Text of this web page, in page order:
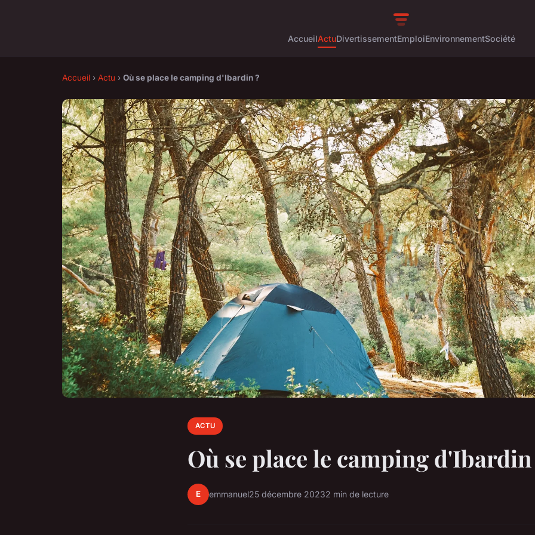
AccueilActuDivertissementEmploiEnvironnementSociété
Accueil › Actu › Où se place le camping d'Ibardin ?
ACTU
Où se place le camping
E emmanuel25 décembre 20232 min de lecture